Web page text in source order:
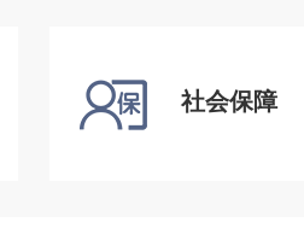
社会保障